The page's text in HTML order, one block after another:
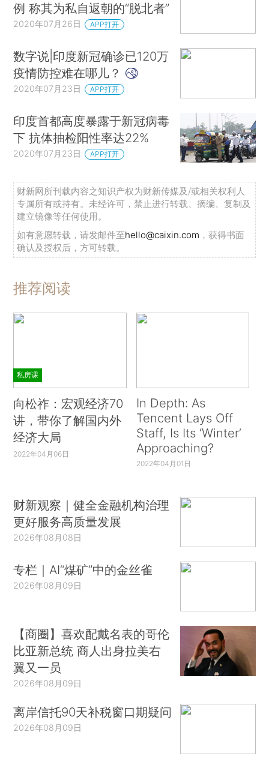
例 称其为私自返朝的“脱北者”
2020年07月26日 APP打开
数字说|印度新冠确诊已120万
疫情防控难在哪儿？
2020年07月23日 APP打开
印度首都高度暴露于新冠病毒
下 抗体抽检阳性率达22%
2020年07月23日 APP打开
财新网所刊载内容之知识产权为财新传媒及/或相关权利人
专属所有或持有。未经许可，禁止进行转载、摘编、复制及
建立镜像等任何使用。
如有意愿转载，请发邮件至hello@caixin.com ，获得书面
确认及授权后，方可转载。
推荐阅读
私房课
向松祚：宏观经济70
讲，带你了解国内外
经济大局
2022年04月06日
In Depth: As
Tencent Lays Off
Staff, Is Its ‘Winter’
Approaching?
2022年04月01日
财新观察｜健全金融机构治理
更好服务高质量发展
2026年08月08日
专栏｜AI“煤矿”中的金丝雀
2026年08月09日
【商圈】喜欢配戴名表的哥伦
比亚新总统 商人出身拉美右
翼又一员
2026年08月09日
离岸信托90天补税窗口期疑问
2026年08月09日